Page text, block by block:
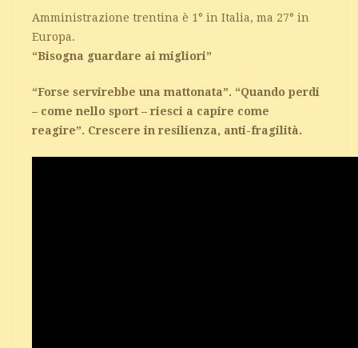
Amministrazione trentina è 1° in Italia, ma 27° in
Europa.
“Bisogna guardare ai migliori”
“Forse servirebbe una mattonata”. “Quando perdi
– come nello sport – riesci a capire come
reagire”. Crescere in resilienza, anti-fragilità.